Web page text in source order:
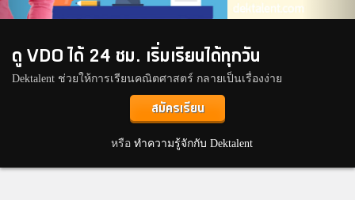
ดู VDO ได้ 24 ชม. เริ่มเรียนได้ทุกวัน
Dektalent ช่วยให้การเรียนคณิตศาสตร์ กลายเป็นเรื่องง่าย
สมัครเรียน
หรือ ทำความรู้จักกับ Dektalent